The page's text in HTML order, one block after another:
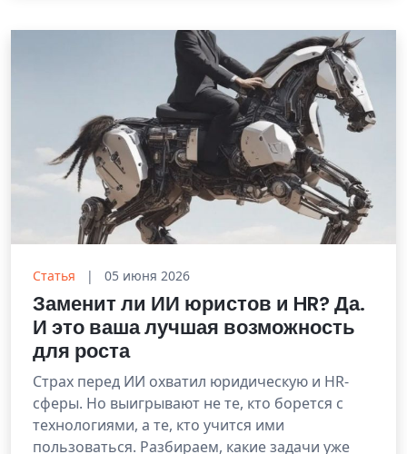
Статья | 05 июня 2026
Заменит ли ИИ юристов и HR? Да.
И это ваша лучшая возможность
для роста
Страх перед ИИ охватил юридическую и HR-
сферы. Но выигрывают не те, кто борется с
технологиями, а те, кто учится ими
пользоваться. Разбираем, какие задачи уже